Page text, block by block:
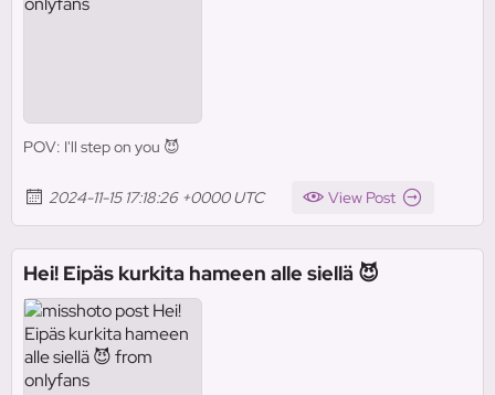
POV: I'll step on you 😈
2024-11-15 17:18:26 +0000 UTC View Post
Hei! Eipäs kurkita hameen alle siellä 😈